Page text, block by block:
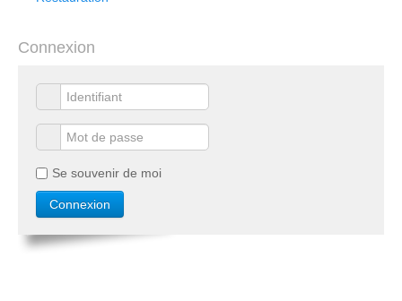
Connexion
Se souvenir de moi